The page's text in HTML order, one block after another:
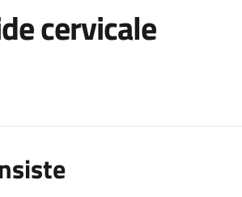
cervicale